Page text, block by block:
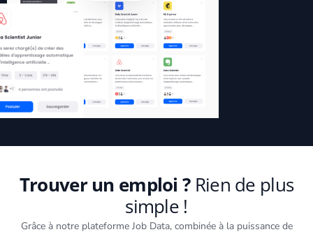
Trouver un emploi ?Rien de plus
simple !
Grâce à notre plateforme Job Data, combinée à la puissance de